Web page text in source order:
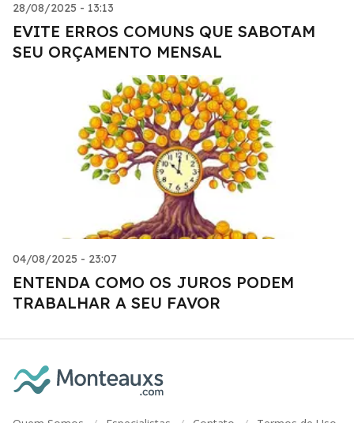
28/08/2025 - 13:13
EVITE ERROS COMUNS QUE SABOTAM
SEU ORÇAMENTO MENSAL
04/08/2025 - 23:07
ENTENDA COMO OS JUROS PODEM
TRABALHAR A SEU FAVOR